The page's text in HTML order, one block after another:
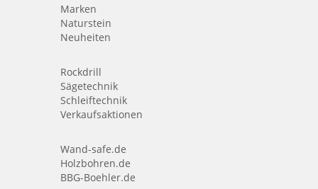
Marken
Naturstein
Neuheiten
Rockdrill
Sägetechnik
Schleiftechnik
Verkaufsaktionen
Wand-safe.de
Holzbohren.de
BBG-Boehler.de